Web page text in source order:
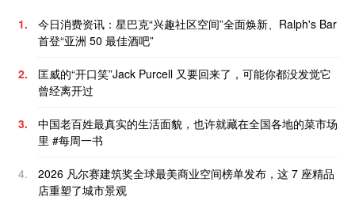
1.
今日消费资讯：星巴克“兴趣社区空间”全面焕新、Ralph's Bar
首登“亚洲 50 最佳酒吧”
2.
匡威的“开口笑”Jack Purcell 又要回来了，可能你都没发觉它
曾经离开过
3.
中国老百姓最真实的生活面貌，也许就藏在全国各地的菜市场
里 #每周一书
4.
2026 凡尔赛建筑奖全球最美商业空间榜单发布，这 7 座精品
店重塑了城市景观